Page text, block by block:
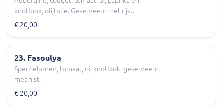
knoflook, olijfolie. Geserveerd met rijst.
€ 20,00
23. Fasoulya
Sperziebonen, tomaat, ui, knoflook, geserveerd
met rijst.
€ 20,00